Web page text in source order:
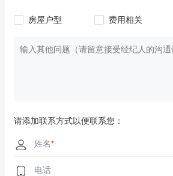
房屋户型 费用相关
请添加联系方式以便联系您：
姓名*
电话